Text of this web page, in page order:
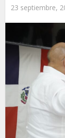
23 septiembre,